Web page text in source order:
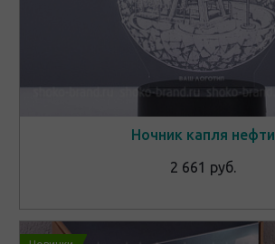
Ночник капля нефти
2 661 руб.